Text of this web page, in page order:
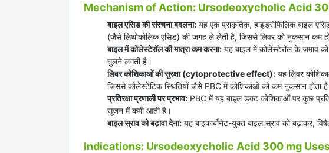
Mechanism of Action: Ursodeoxycholic Acid
बाइल एसिड की संरचना बदलना: यह एक प्राकृतिक, हाइड्रोफिलिक बाइल
(जैसे लिथोकोलिक एसिड) की जगह ले लेती है, जिससे लिवर को नुकसान कम
बाइल में कोलेस्टेरॉल की मात्रा कम करना: यह बाइल में कोलेस्टेरॉल के जमाव
घुलने लगती है।
लिवर कोशिकाओं की सुरक्षा (cytoprotective effect): यह लिवर
जिससे कोलेस्टेटिक स्थितियों जैसे PBC में कोशिकाओं को कम नुकसान होता
प्रतिरक्षा प्रणाली पर प्रभाव: PBC में यह बाइल डक्ट कोशिकाओं पर कुछ
सूजन में कमी आती है।
बाइल स्राव को बढ़ावा देना: यह बाइकार्बोनेट-युक्त बाइल स्राव को बढ़ाकर,
Indications: Ursodeoxycholic Acid 300 mg Uses in